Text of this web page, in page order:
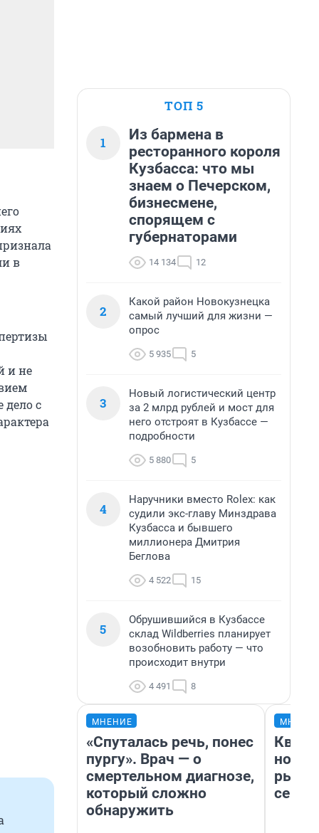
в
и не
дело с
ТОП 5
1
Из бармена в
ресторанного короля
Кузбасса: что мы
знаем о Печерском,
бизнесмене,
спорящем с
губернаторами
14 134 12
2
Какой район Новокузнецка
самый лучший для жизни —
опрос
5 935 5
3
Новый логистический центр
за 2 млрд рублей и мост для
него отстроят в Кузбассе —
подробности
5 880 5
4
Наручники вместо Rolex: как
судили экс-главу Минздрава
Кузбасса и бывшего
миллионера Дмитрия
Беглова
4 522 15
5
Обрушившийся в Кузбассе
склад Wildberries планирует
возобновить работу — что
происходит внутри
4 491 8
МНЕНИЕ
«Спуталась речь, понес
пургу». Врач — о
смертельном диагнозе,
который сложно
обнаружить
но